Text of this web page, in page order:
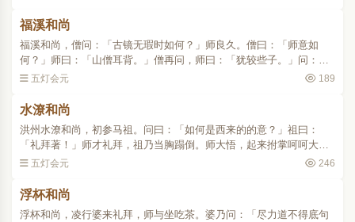
福溪和尚
福溪和尚，僧问：「古镜无瑕时如何？」师良久。僧曰：「师意如
何？」师曰：「山僧耳背。」僧再问，师曰：「犹较些子。」问：
「如何是自己？」师曰：「你问甚么？」曰：「岂无方便？」师曰：
五灯会元 189
水潦和尚
洪州水潦和尚，初参马祖。问曰：「如何是西来的的意？」祖曰：
「礼拜著！」师才礼拜，祖乃当胸蹋倒。师大悟，起来拊掌呵呵大笑
曰：「也大奇，也大奇！百千三昧无量妙义，秖向一毫头上，识得根
五灯会元 246
浮杯和尚
浮杯和尚，凌行婆来礼拜，师与坐吃茶。婆乃问：「尽力道不得底句